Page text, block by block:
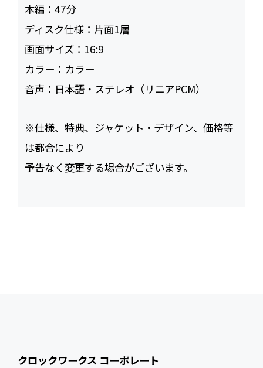
本編：47
ディスク仕様： 片面1層
画面サイズ： 16:9
カラー： カラー
音声： 日本語・ステレオ（リニアPCM）
※仕様、特典、ジャケット・デザイン、価格等
は都合により
予告なく変更する場合がございます。
クロックワークス コーポレート